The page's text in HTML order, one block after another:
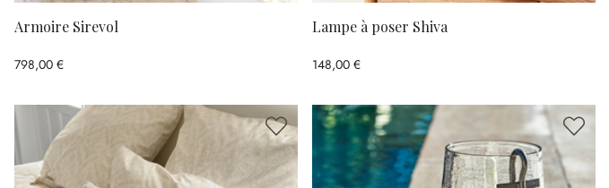
Armoire Sirevol
798,00 €
Lampe à poser Shiva
148,00 €